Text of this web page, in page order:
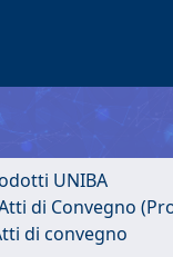
UNIBA
di Convegno
di convegno